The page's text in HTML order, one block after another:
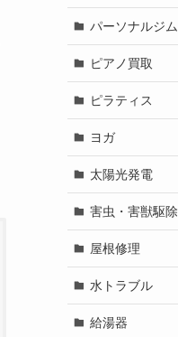
パーソナルジム
ピアノ買取
ピラティス
ヨガ
太陽光発電
害虫・害獣駆除
屋根修理
水トラブル
給湯器